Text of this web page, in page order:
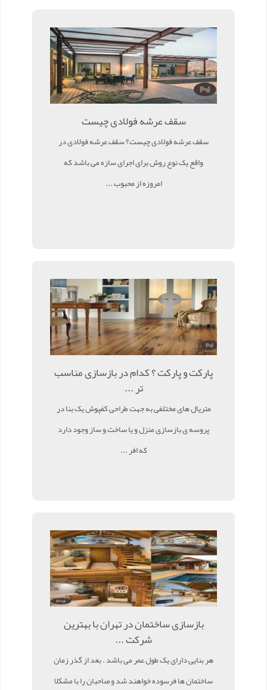
سقف عرشه فولادی چیست
سقف عرشه فولادی چیست؟ سقف عرشه فولادی در
واقع یک نوع روش برای اجرای سازه می باشد که
امروزه از محبوب ...
پارکت و پارکت ؟ کدام در بازسازی مناسب
تر ...
متریال های مختلفی به جهت طراحی کفپوش یک بنا در
پروسه ی بازسازی منزل و یا ساخت و ساز وجود دارد
که افر ...
بازسازی ساختمان در تهران با بهترین
شرکت ...
هر بنایی دارای یک طول عمر می باشد . بعد از گذر زمان
ساختمان ها فرسوده خواهند شد و صاحبان را با مشکلا